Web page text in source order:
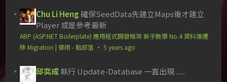
Chu Li Heng 確保SeedData先建立Maps後才建立
Player 或是參考最新
ABP (ASP.NET Boilerplate) 應用程式開發框架 新手教學 No.4 資料庫遷
移 Migration | 御用 - 點部落 ·5 years ago
邱奕成執行 Update-Database 一直出現 ......